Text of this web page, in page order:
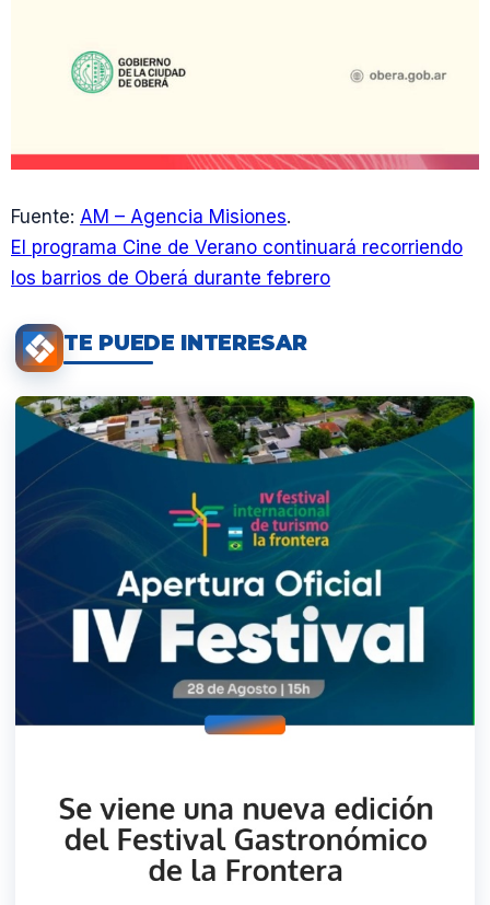
Fuente: AM – Agencia Misiones.
El programa Cine de Verano continuará recorriendo
los barrios de Oberá durante febrero
TE PUEDE INTERESAR